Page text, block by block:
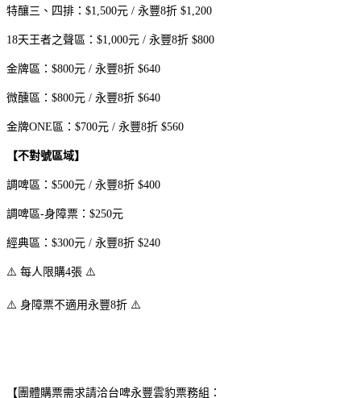
特釀三、四排：$1,500元 / 永豐8折 $1,200
18天王者之聲區：$1,000元 / 永豐8折 $800
金牌區：$800元 / 永豐8折 $640
微醺區：$800元 / 永豐8折 $640
金牌ONE區：$700元 / 永豐8折 $560
【不對號區域】
調啤區：$500元 / 永豐8折 $400
調啤區-身障票：$250元
經典區：$300元 / 永豐8折 $240
⚠️ 每人限購4張 ⚠️
⚠️ 身障票不適用永豐8折 ⚠️
【團體購票需求請洽台啤永豐雲豹票務組：